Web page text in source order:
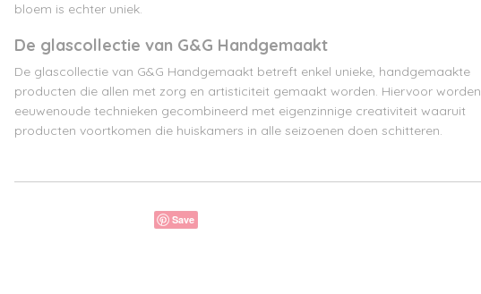
bloem is echter uniek.
De glascollectie van G&G Handgemaakt
De glascollectie van G&G Handgemaakt betreft enkel unieke, handgemaakte
producten die allen met zorg en artisticiteit gemaakt worden. Hiervoor worden
eeuwenoude technieken gecombineerd met eigenzinnige creativiteit waaruit
producten voortkomen die huiskamers in alle seizoenen doen schitteren.
Save